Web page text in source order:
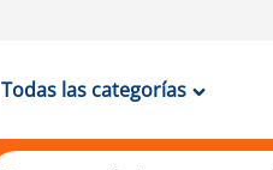
Todas las categorías